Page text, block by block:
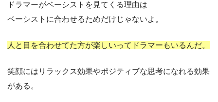
ドラマーがベーシストを見てくる理由は
ベーシストに合わせるためだけじゃないよ。
人と目を合わせてた方が楽しいってドラマーもいるんだ。
笑顔にはリラックス効果やポジティブな思考になれる効果
がある。